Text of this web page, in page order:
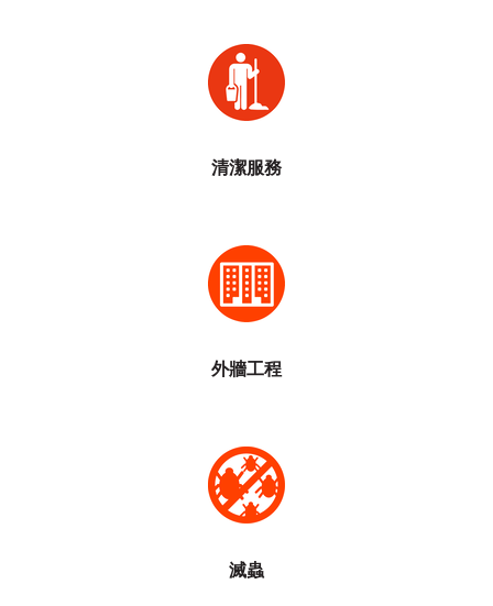
清潔服務
地板護理
地毯護理
開店清潔
高壓噴水清洗
帳篷清潔
外牆工程
高壓噴水清洗
棚架工程
標誌修復
帳篷修復
綠化工程
滅蟲
消毒服務
天台防漏
滅白蟻